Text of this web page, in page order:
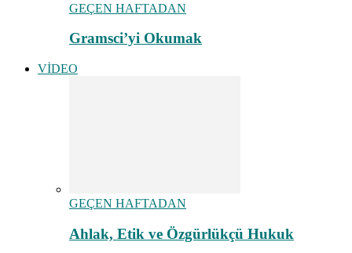
GEÇEN HAFTADAN
Gramsci’yi Okumak
VİDEO
GEÇEN HAFTADAN
Ahlak, Etik ve Özgürlükçü Hukuk